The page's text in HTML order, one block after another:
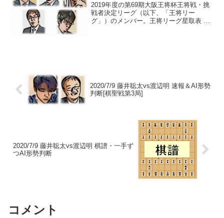
2019年度の第69期大阪王将杯王将戦・挑
戦者決定リーグ（以下、「王将リー
グ」）のメンバー。王将リーグ星取表 日
2020/7/9 藤井聡太vs渡辺明 速報＆AI形勢
判断[棋聖戦第3局]
2020/7/9 藤井聡太vs渡辺明 棋譜・一手ず
つAI形勢判断
コメント